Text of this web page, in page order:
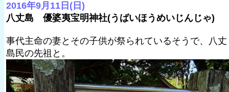
2016年9月11日(日)
八丈島 優婆夷宝明神社(うばいほうめいじんじゃ)
事代主命の妻とその子供が祭られているそうで、八丈
島民の先祖と。